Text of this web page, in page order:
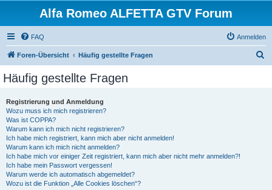
Alfa Romeo ALFETTA GTV Forum
FAQ Anmelden
Foren-Übersicht Häufig gestellte Fragen
Häufig gestellte Fragen
Registrierung und Anmeldung
Wozu muss ich mich registrieren?
Was ist COPPA?
Warum kann ich mich nicht registrieren?
Ich habe mich registriert, kann mich aber nicht anmelden!
Warum kann ich mich nicht anmelden?
Ich habe mich vor einiger Zeit registriert, kann mich aber nicht mehr anmelden?!
Ich habe mein Passwort vergessen!
Warum werde ich automatisch abgemeldet?
Wozu ist die Funktion „Alle Cookies löschen“?